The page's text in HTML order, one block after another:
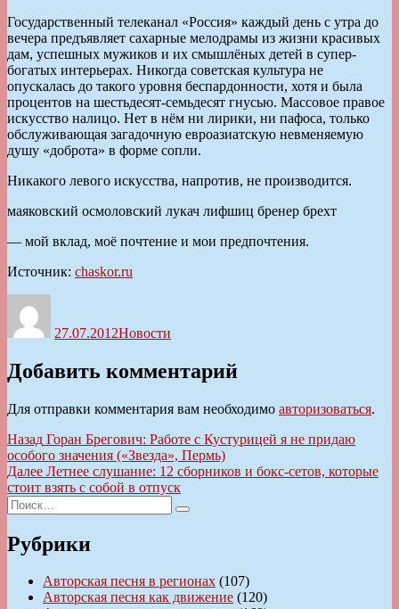
Государственный телеканал «Россия» каждый день с утра до
вечера предъявляет сахарные мелодрамы из жизни красивых
дам, успешных мужиков и их смышлёных детей в супер-
богатых интерьерах. Никогда советская культура не
опускалась до такого уровня беспардонности, хотя и была
процентов на шестьдесят-семьдесят гнусью. Массовое правое
искусство налицо. Нет в нём ни лирики, ни пафоса, только
обслуживающая загадочную евроазиатскую невменяемую
душу «доброта» в форме сопли.
Никакого левого искусства, напротив, не производится.
маяковский осмоловский лукач лифшиц бренер брехт
— мой вклад, моё почтение и мои предпочтения.
Источник: chaskor.ru
27.07.2012Новости
Добавить комментарий
Для отправки комментария вам необходимо авторизоваться.
Навигация
по
записям
Назад Предыдущая
запись:
Горан Брегович: Работе с Кустурицей я не придаю
особого значения («Звезда», Пермь)
Далее Следующая
запись:
Летнее слушание: 12 сборников и бокс-сетов, которые
стоит взять с собой в отпуск
Искать:
Поиск
Рубрики
Авторская песня в регионах (107)
Авторская песня как движение (120)